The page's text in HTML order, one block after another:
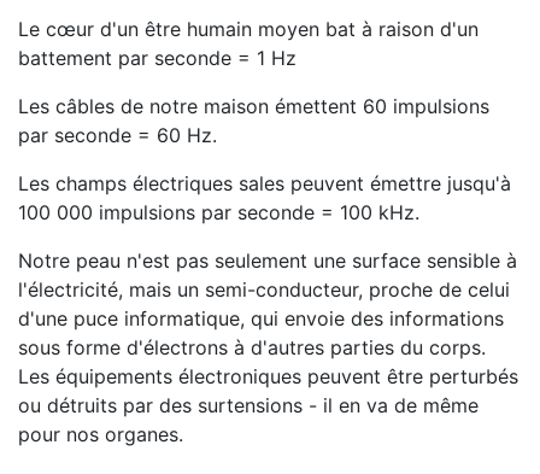
Le cœur d'un être humain moyen bat à raison d'un
battement par seconde = 1 Hz
Les câbles de notre maison émettent 60 impulsions
par seconde = 60 Hz.
Les champs électriques sales peuvent émettre jusqu'à
100 000 impulsions par seconde = 100 kHz.
Notre peau n'est pas seulement une surface sensible à
l'électricité, mais un semi-conducteur, proche de celui
d'une puce informatique, qui envoie des informations
sous forme d'électrons à d'autres parties du corps.
Les équipements électroniques peuvent être perturbés
ou détruits par des surtensions - il en va de même
pour nos organes.